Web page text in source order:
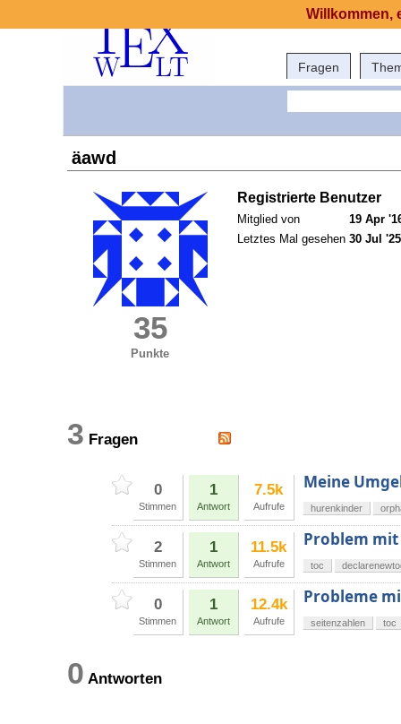
Fragen
äawd
35
Punkte
Registrierte Benutzer
Mitglied von
19 Apr
Letztes Mal gesehen 30 Jul
3 Fragen
0
Stimmen
1
Antwort
7.5k
Aufrufe
Meine
hurenkinder
2
Stimmen
1
Antwort
11.5k
Aufrufe
Problem mit
toc
0
Stimmen
1
Antwort
12.4k
Aufrufe
Probleme
seitenzahlen toc
0 Antworten
Willkommen,